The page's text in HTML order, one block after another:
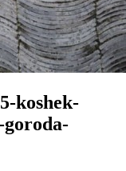
koshek-